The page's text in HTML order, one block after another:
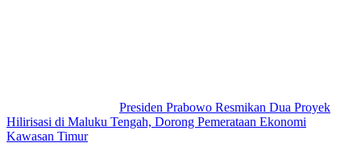
Presiden Prabowo Resmikan Dua Proyek
Hilirisasi di Maluku Tengah, Dorong Pemerataan Ekonomi
Kawasan Timur